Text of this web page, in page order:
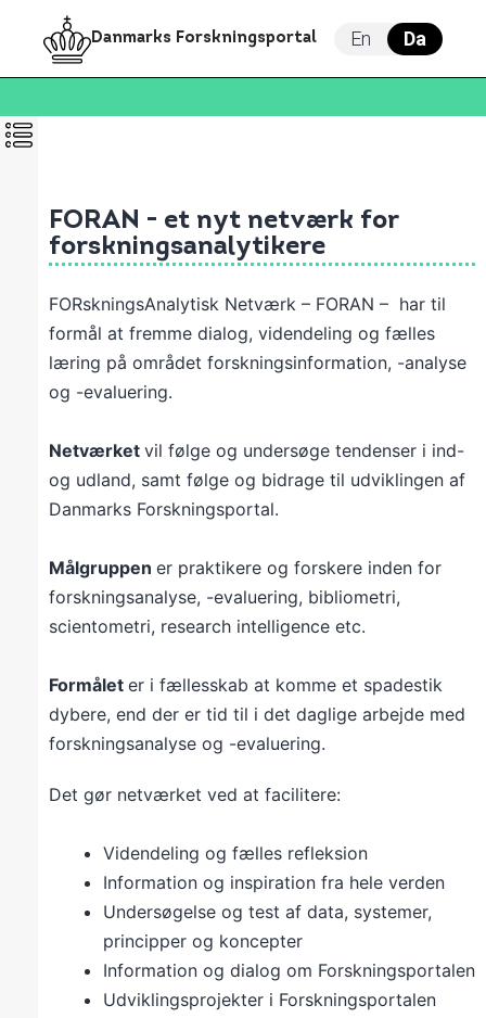
Danmarks Forskningsportal En Da
FORAN - et nyt netværk for
forskningsanalytikere
FORskningsAnalytisk Netværk – FORAN – har til
formål at fremme dialog, videndeling og fælles
læring på området forskningsinformation, -analyse
og -evaluering.
Netværket vil følge og undersøge tendenser i ind-
og udland, samt følge og bidrage til udviklingen af
Danmarks Forskningsportal.
Målgruppen er praktikere og forskere inden for
forskningsanalyse, -evaluering, bibliometri,
scientometri, research intelligence etc.
Formålet er i fællesskab at komme et spadestik
dybere, end der er tid til i det daglige arbejde med
forskningsanalyse og -evaluering.
Det gør netværket ved at facilitere:
Videndeling og fælles refleksion
Information og inspiration fra hele verden
Undersøgelse og test af data, systemer,
principper og koncepter
Information og dialog om Forskningsportalen
Udviklingsprojekter i Forskningsportalen